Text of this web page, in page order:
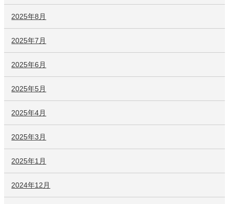
2025年8月
2025年7月
2025年6月
2025年5月
2025年4月
2025年3月
2025年1月
2024年12月